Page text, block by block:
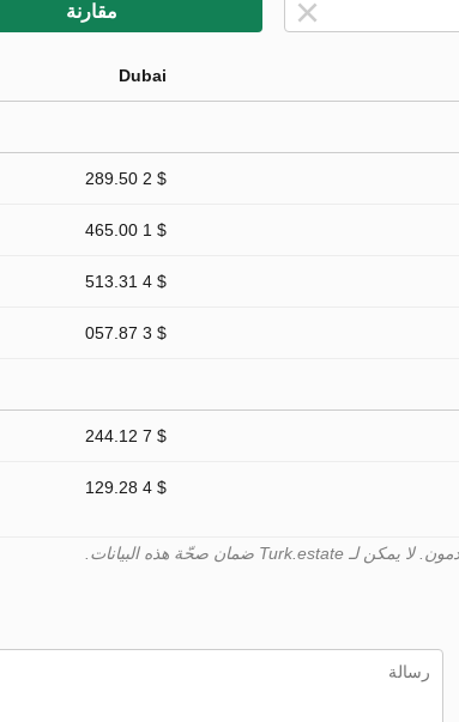
مقارنة
Dubai
$ 2 289.50
$ 1 465.00
$ 4 513.31
$ 3 057.87
$ 7 244.12
$ 4 129.28